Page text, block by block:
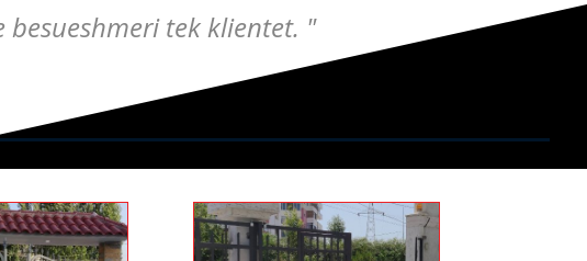
tek klientet. "